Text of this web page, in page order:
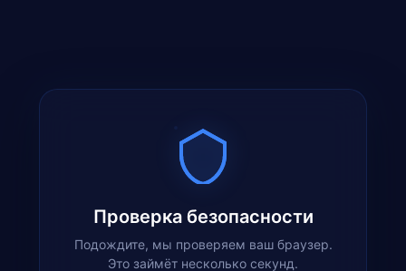
Проверка безопасности
Подождите, мы проверяем ваш браузер.
Это займёт несколько секунд.